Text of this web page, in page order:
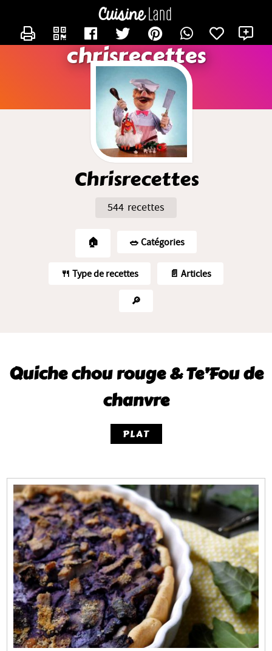
chrisrecettes
Chrisrecettes
544 recettes
🏠 🥗️ Catégories
🍴 Type de recettes 📄 Articles
🔎
Quiche chou rouge & Te’Fou de
chanvre
PLAT
CONTACTER CHRISRECETTES